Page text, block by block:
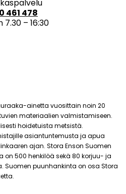
461 478
7.30 – 16:30
ainetta vuosittain noin 20
materiaalien valmistamiseen.
hoidetuista metsistä.
asiantuntemusta ja apua
ajan. Stora Enson Suomen
on 500 henkilöä sekä 80 korjuu- ja
Suomen puunhankinta on osa Stora